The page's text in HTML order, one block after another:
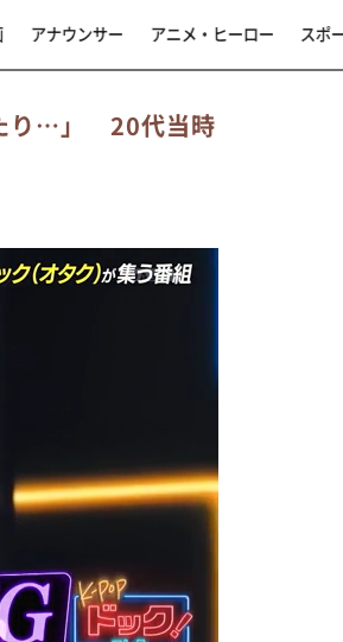
アナウンサー アニメ・ヒーロー スポ
り…」 20代当時